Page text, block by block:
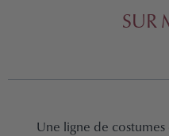
SUR
Une ligne de